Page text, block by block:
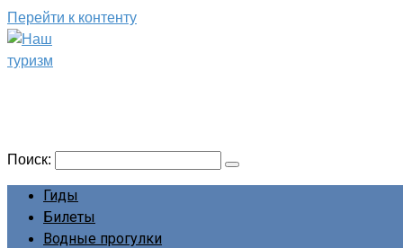
Перейти к контенту
Поиск:
Гиды
Билеты
Водные прогулки